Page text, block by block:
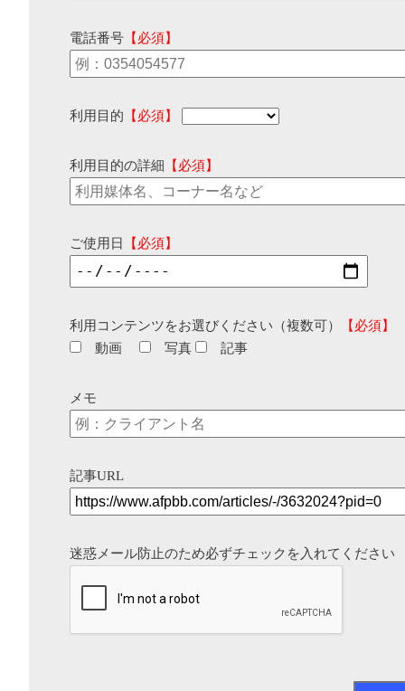
電話番号 【必須】
利用目的 【必須】
利用目的の詳細 【必須】
ご使用日 【必須】
利用コンテンツをお選びください（複数可）
【必須】
動画
写真 記事
メモ
記事URL
迷惑メール防止のため必ずチェックを入れてください